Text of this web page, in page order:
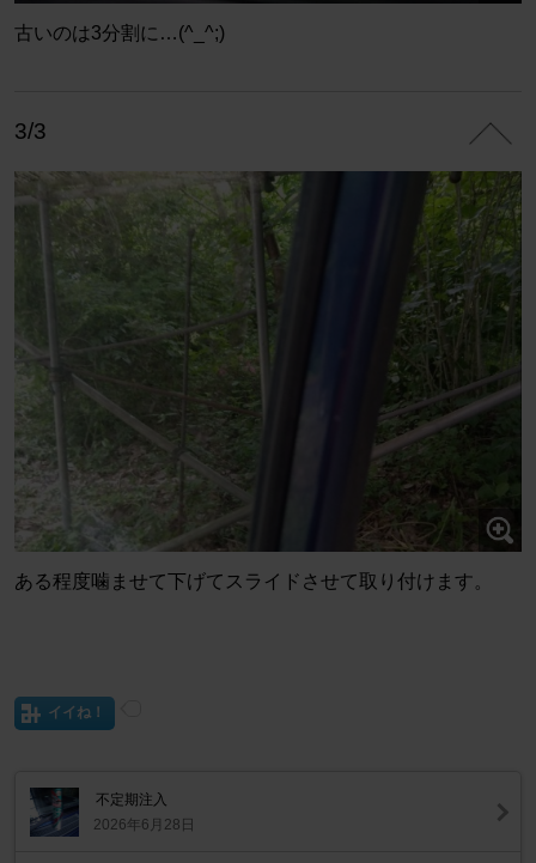
古いのは3分割に…(^_^;)
3/3
ある程度噛ませて下げてスライドさせて取り付けます。
イイね！
不定期注入
2026年6月28日